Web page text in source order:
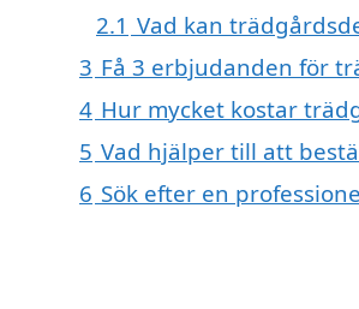
2.1 Vad kan
3 Få 3 erbjudanden för
4 Hur mycket kostar
5 Vad hjälper till att
6 Sök efter en